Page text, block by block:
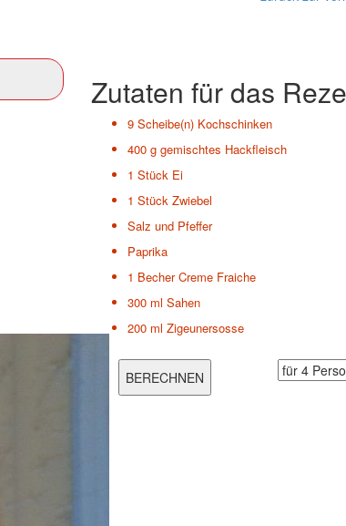
Zutaten für das
9 Scheibe(n) Kochschinken
400 g gemischtes Hackfleisch
1 Stück Ei
1 Stück Zwiebel
Salz und Pfeffer
Paprika
1 Becher Creme Fraiche
300 ml Sahen
200 ml Zigeunersosse